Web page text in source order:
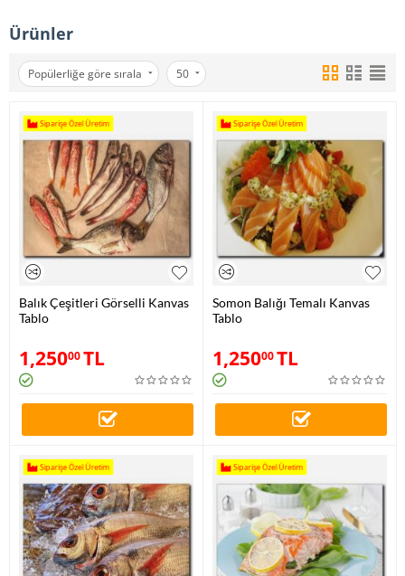
Ürünler
Popülerliğe göre sırala 50
Siparişe Özel Üretim
Balık Çeşitleri Görselli Kanvas
Tablo
1,25000TL
Siparişe Özel Üretim
Somon Balığı Temalı Kanvas
Tablo
1,25000TL
Siparişe Özel Üretim Siparişe Özel Üretim